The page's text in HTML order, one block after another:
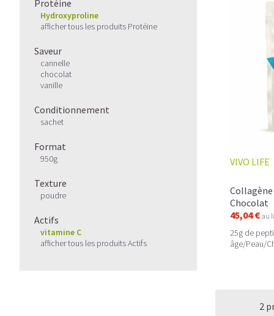
Protéine
Hydroxyproline
afficher tous les produits Protéine
Saveur
cannelle
chocolat
vanille
Conditionnement
sachet
Format
950g
Texture
poudre
Actifs
vitamine C
afficher tous les produits Actifs
VIVO LIFE
Chocolat
45,04 € au
25g de
âge/Peau/
2